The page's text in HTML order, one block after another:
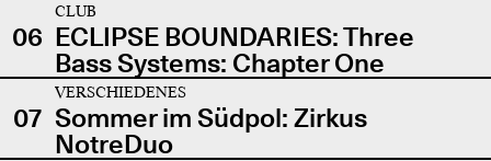
06
CLUB
ECLIPSE BOUNDARIES: Three
Bass Systems: Chapter One
07
VERSCHIEDENES
Sommer im Südpol: Zirkus
NotreDuo